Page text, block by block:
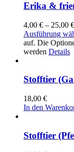
Erika &
4,00 € – 25,00 €
Ausführung
auf. Die
werden Details
Stofftier
18,00 €
In den
Stofftier